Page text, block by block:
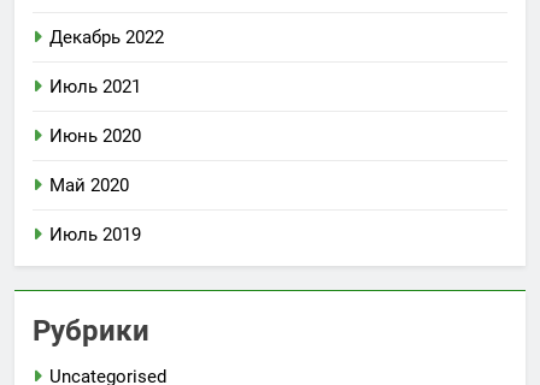
Декабрь 2022
Июль 2021
Июнь 2020
Май 2020
Июль 2019
Рубрики
Uncategorised